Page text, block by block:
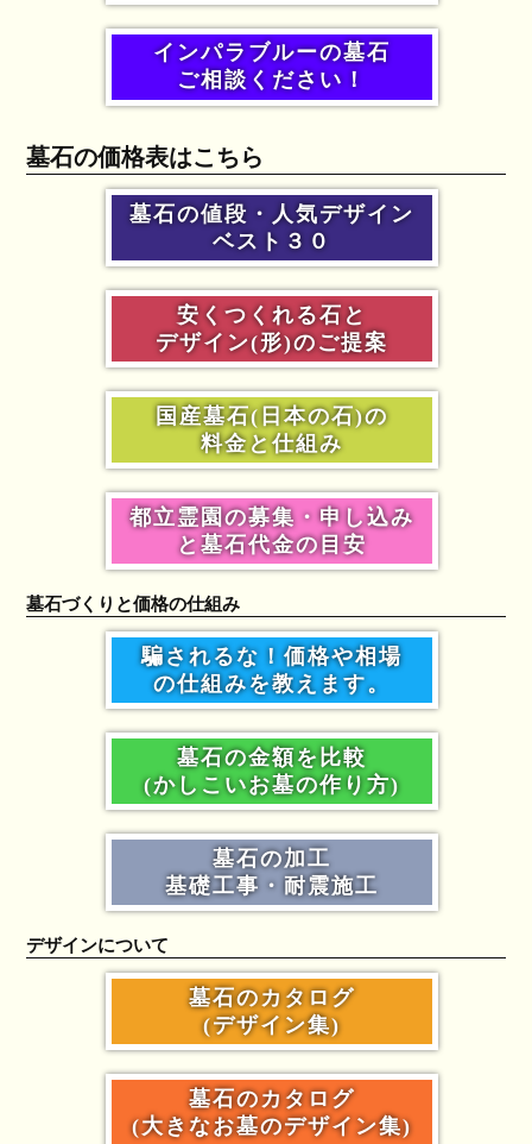
インパラブルーの墓石
ご相談ください！
墓石の価格表はこちら
墓石の値段・人気デザイン
ベスト３０
安くつくれる石と
デザイン(形)のご提案
国産墓石(日本の石)の
料金と仕組み
都立霊園の募集・申し込み
と墓石代金の目安
墓石づくりと価格の仕組み
騙されるな！価格や相場
の仕組みを教えます。
墓石の金額を比較
(かしこいお墓の作り方)
墓石の加工
基礎工事・耐震施工
デザインについて
墓石のカタログ
(デザイン集)
墓石のカタログ
(大きなお墓のデザイン集)